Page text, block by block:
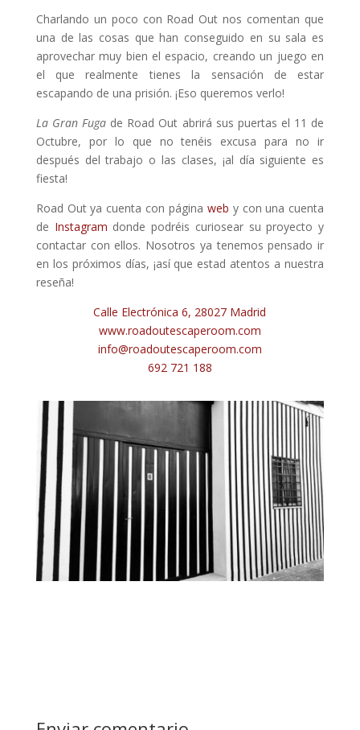
Charlando un poco con Road Out nos comentan que
una de las cosas que han conseguido en su sala es
aprovechar muy bien el espacio, creando un juego en
el que realmente tienes la sensación de estar
escapando de una prisión. ¡Eso queremos verlo!
La Gran Fuga de Road Out abrirá sus puertas el 11 de
Octubre, por lo que no tenéis excusa para no ir
después del trabajo o las clases, ¡al día siguiente es
fiesta!
Road Out ya cuenta con página web y con una cuenta
de Instagram donde podréis curiosear su proyecto y
contactar con ellos. Nosotros ya tenemos pensado ir
en los próximos días, ¡así que estad atentos a nuestra
reseña!
Calle Electrónica 6, 28027 Madrid
www.roadoutescaperoom.com
info@roadoutescaperoom.com
692 721 188